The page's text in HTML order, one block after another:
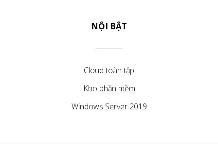
NỘI BẬT
Cloud toàn tập
Kho phần mềm
Windows Server 2019